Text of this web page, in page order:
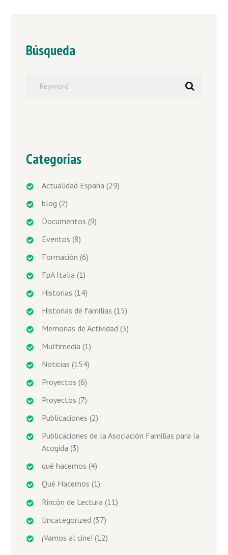
Búsqueda
Categorías
Actualidad España (29)
blog (2)
Documentos (9)
Eventos (8)
Formación (6)
FpA Italia (1)
Historias (14)
Historias de familias (15)
Memorias de Actividad (3)
Multimedia (1)
Noticias (154)
Proyectos (6)
Proyectos (7)
Publicaciones (2)
Publicaciones de la Asociación Familias para la
Acogida (3)
qué hacemos (4)
Qué Hacemos (1)
Rincón de Lectura (11)
Uncategorized (37)
¡Vamos al cine! (12)